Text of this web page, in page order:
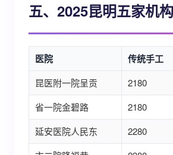
五、2025昆明五家机
医院 传统手工
昆医附一院呈贡 2180
省一院金碧路
2180
延安医院人民东
2280